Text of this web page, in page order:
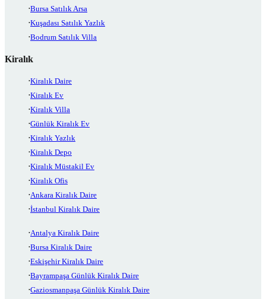
Bursa Satılık Arsa
Kuşadası Satılık Yazlık
Bodrum Satılık Villa
Kiralık
Kiralık Daire
Kiralık Ev
Kiralık Villa
Günlük Kiralık Ev
Kiralık Yazlık
Kiralık Depo
Kiralık Müstakil Ev
Kiralık Ofis
Ankara Kiralık Daire
İstanbul Kiralık Daire
Antalya Kiralık Daire
Bursa Kiralık Daire
Eskişehir Kiralık Daire
Bayrampaşa Günlük Kiralık Daire
Gaziosmanpaşa Günlük Kiralık Daire